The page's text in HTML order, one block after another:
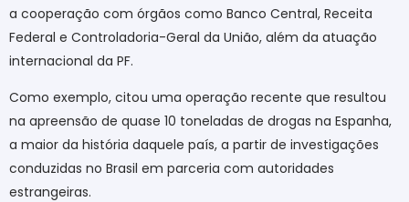
a cooperação com órgãos como Banco Central, Receita
Federal e Controladoria-Geral da União, além da atuação
internacional da PF.
Como exemplo, citou uma operação recente que resultou
na apreensão de quase 10 toneladas de drogas na Espanha,
a maior da história daquele país, a partir de investigações
conduzidas no Brasil em parceria com autoridades
estrangeiras.